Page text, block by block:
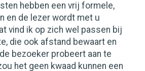
hebben een vrij formele,
en de lezer wordt met u
vind ik op zich wel passen bij
die ook afstand bewaart en
bezoeker probeert aan te
het geen kwaad kunnen een